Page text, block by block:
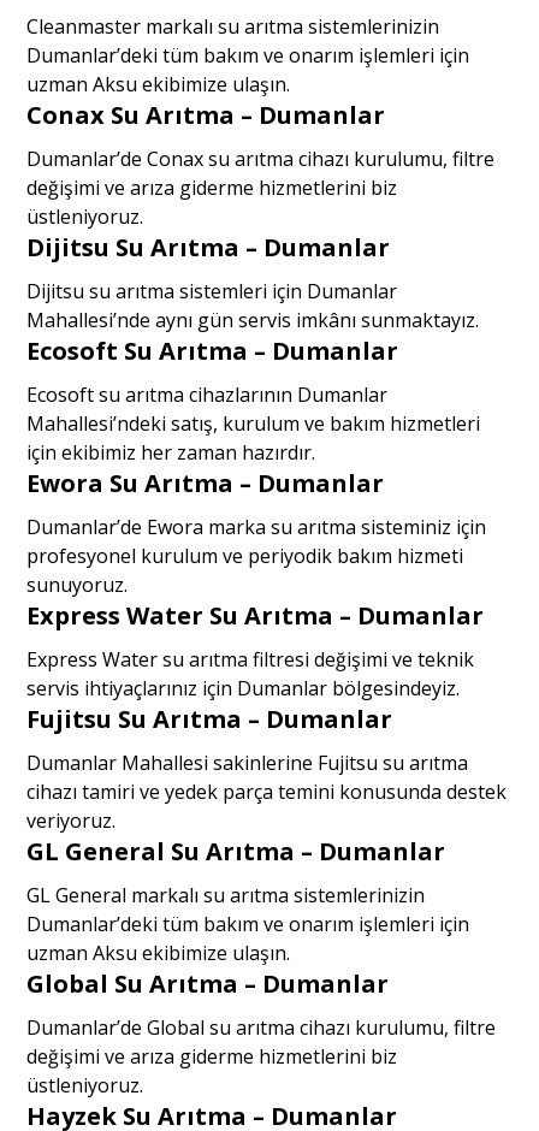
Cleanmaster markalı su arıtma sistemlerinizin
Dumanlar’deki tüm bakım ve onarım işlemleri için
uzman Aksu ekibimize ulaşın.
Conax Su Arıtma – Dumanlar
Dumanlar’de Conax su arıtma cihazı kurulumu, filtre
değişimi ve arıza giderme hizmetlerini biz
üstleniyoruz.
Dijitsu Su Arıtma – Dumanlar
Dijitsu su arıtma sistemleri için Dumanlar
Mahallesi’nde aynı gün servis imkânı sunmaktayız.
Ecosoft Su Arıtma – Dumanlar
Ecosoft su arıtma cihazlarının Dumanlar
Mahallesi’ndeki satış, kurulum ve bakım hizmetleri
için ekibimiz her zaman hazırdır.
Ewora Su Arıtma – Dumanlar
Dumanlar’de Ewora marka su arıtma sisteminiz için
profesyonel kurulum ve periyodik bakım hizmeti
sunuyoruz.
Express Water Su Arıtma – Dumanlar
Express Water su arıtma filtresi değişimi ve teknik
servis ihtiyaçlarınız için Dumanlar bölgesindeyiz.
Fujitsu Su Arıtma – Dumanlar
Dumanlar Mahallesi sakinlerine Fujitsu su arıtma
cihazı tamiri ve yedek parça temini konusunda destek
veriyoruz.
GL General Su Arıtma – Dumanlar
GL General markalı su arıtma sistemlerinizin
Dumanlar’deki tüm bakım ve onarım işlemleri için
uzman Aksu ekibimize ulaşın.
Global Su Arıtma – Dumanlar
Dumanlar’de Global su arıtma cihazı kurulumu, filtre
değişimi ve arıza giderme hizmetlerini biz
üstleniyoruz.
Hayzek Su Arıtma – Dumanlar